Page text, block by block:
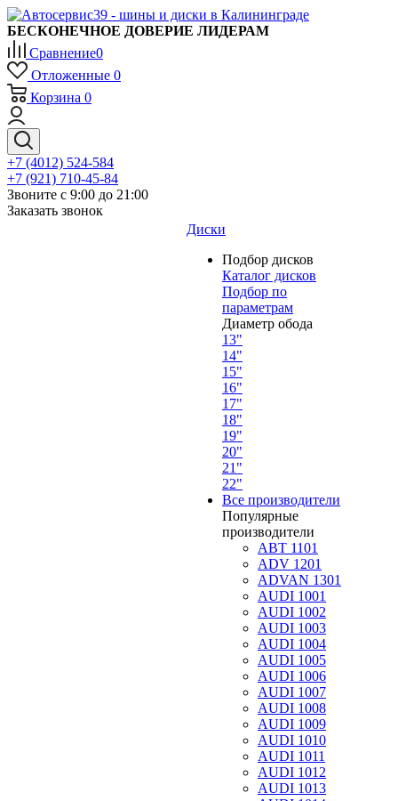
БЕСКОНЕЧНОЕ ДОВЕРИЕ ЛИДЕРАМ
Сравнение0
Отложенные 0
Корзина 0
+7 (4012) 524-584
+7 (921) 710-45-84
Звоните с 9:00 до 21:00
Заказать звонок
Диски
Подбор дисков
Каталог дисков
Подбор по
параметрам
Диаметр обода
13"
14"
15"
16"
17"
18"
19"
20"
21"
22"
Все производители
Популярные
производители
ABT 1101
ADV 1201
ADVAN 1301
AUDI 1001
AUDI 1002
AUDI 1003
AUDI 1004
AUDI 1005
AUDI 1006
AUDI 1007
AUDI 1008
AUDI 1009
AUDI 1010
AUDI 1011
AUDI 1012
AUDI 1013